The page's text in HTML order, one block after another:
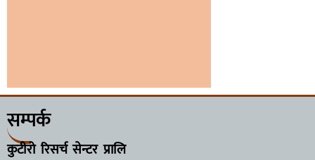
सम्पर्क
कुटीरो रिसर्च सेन्टर प्रालि